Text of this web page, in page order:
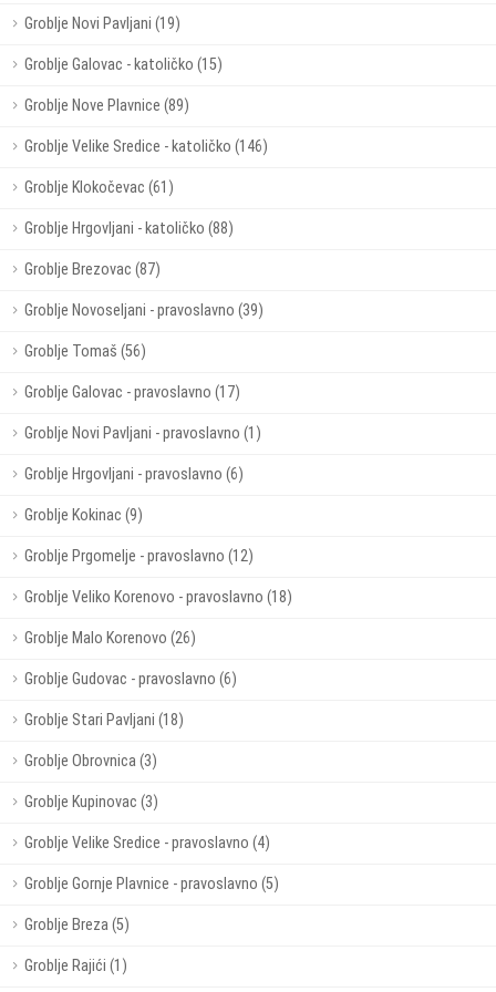
Groblje Novi Pavljani (19)
Groblje Galovac - katoličko (15)
Groblje Nove Plavnice (89)
Groblje Velike Sredice - katoličko (146)
Groblje Klokočevac (61)
Groblje Hrgovljani - katoličko (88)
Groblje Brezovac (87)
Groblje Novoseljani - pravoslavno (39)
Groblje Tomaš (56)
Groblje Galovac - pravoslavno (17)
Groblje Novi Pavljani - pravoslavno (1)
Groblje Hrgovljani - pravoslavno (6)
Groblje Kokinac (9)
Groblje Prgomelje - pravoslavno (12)
Groblje Veliko Korenovo - pravoslavno (18)
Groblje Malo Korenovo (26)
Groblje Gudovac - pravoslavno (6)
Groblje Stari Pavljani (18)
Groblje Obrovnica (3)
Groblje Kupinovac (3)
Groblje Velike Sredice - pravoslavno (4)
Groblje Gornje Plavnice - pravoslavno (5)
Groblje Breza (5)
Groblje Rajići (1)